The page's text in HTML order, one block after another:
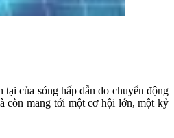
của sóng hấp dẫn do chuyển động
còn mang tới một cơ hội lớn, một kỷ